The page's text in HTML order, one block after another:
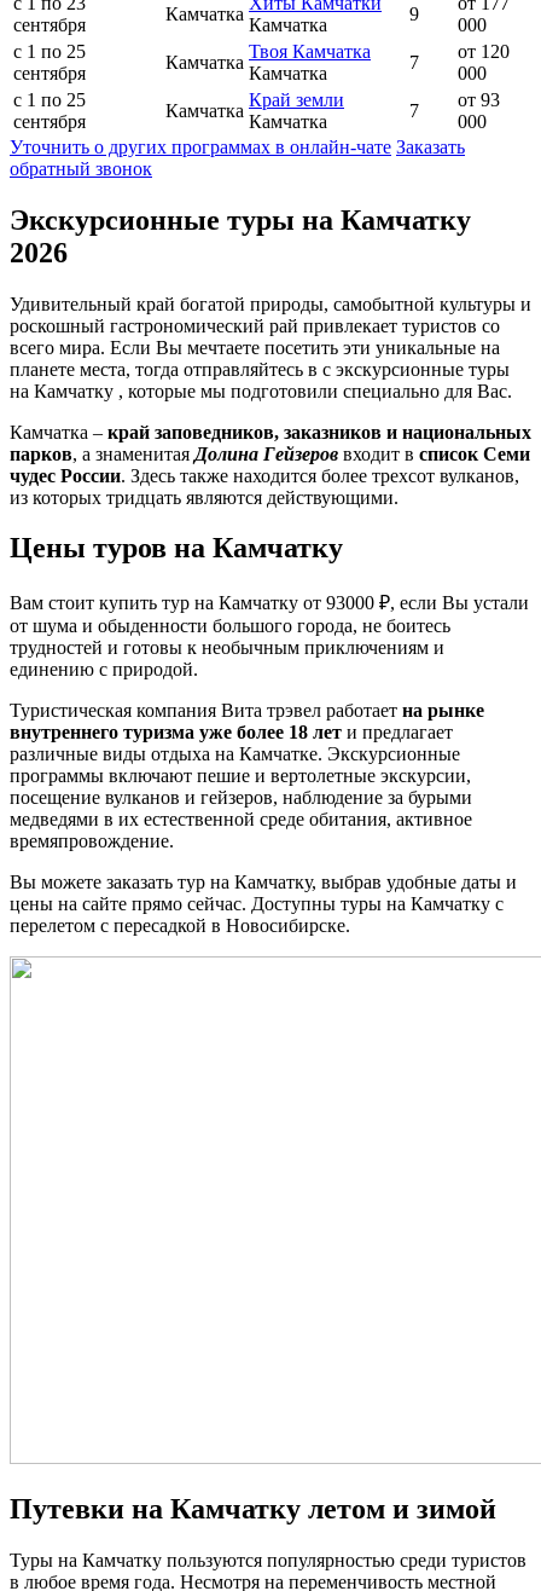
сентября
Камчатка
Камчатка
9
000
с 1 по 25
сентября
Камчатка
Твоя Камчатка
Камчатка
7
от 120
000
с 1 по 25
сентября
Камчатка
Край земли
Камчатка
7
от 93
000
Уточнить о других программах в онлайн-чате Заказать
обратный звонок
Экскурсионные туры на Камчатку
2026
Удивительный край богатой природы, самобытной культуры и
роскошный гастрономический рай привлекает туристов со
всего мира. Если Вы мечтаете посетить эти уникальные на
планете места, тогда отправляйтесь в с экскурсионные туры
на Камчатку , которые мы подготовили специально для Вас.
Камчатка – край заповедников, заказников и национальных
парков, а знаменитая Долина Гейзеров входит в список Семи
чудес России. Здесь также находится более трехсот вулканов,
из которых тридцать являются действующими.
Цены туров на Камчатку
Вам стоит купить тур на Камчатку от 93000 ₽, если Вы устали
от шума и обыденности большого города, не боитесь
трудностей и готовы к необычным приключениям и
единению с природой.
Туристическая компания Вита трэвел работает на рынке
внутреннего туризма уже более 18 лет и предлагает
различные виды отдыха на Камчатке. Экскурсионные
программы включают пешие и вертолетные экскурсии,
посещение вулканов и гейзеров, наблюдение за бурыми
медведями в их естественной среде обитания, активное
времяпровождение.
Вы можете заказать тур на Камчатку, выбрав удобные даты и
цены на сайте прямо сейчас. Доступны туры на Камчатку с
перелетом с пересадкой в Новосибирске.
Путевки на Камчатку летом и зимой
Туры на Камчатку пользуются популярностью среди туристов
в любое время года. Несмотря на переменчивость местной